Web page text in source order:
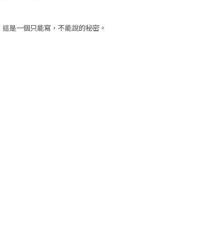
這是一個只能寫，不能說的秘密。